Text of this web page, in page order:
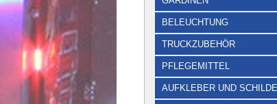
BELEUCHTUNG
TRUCKZUBEHÖR
PFLEGEMITTEL
AUFKLEBER UND